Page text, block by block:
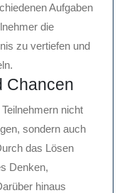
Aufgaben
die
zu vertiefen und
Chancen
nicht
sondern auch
das Lösen
Denken,
hinaus